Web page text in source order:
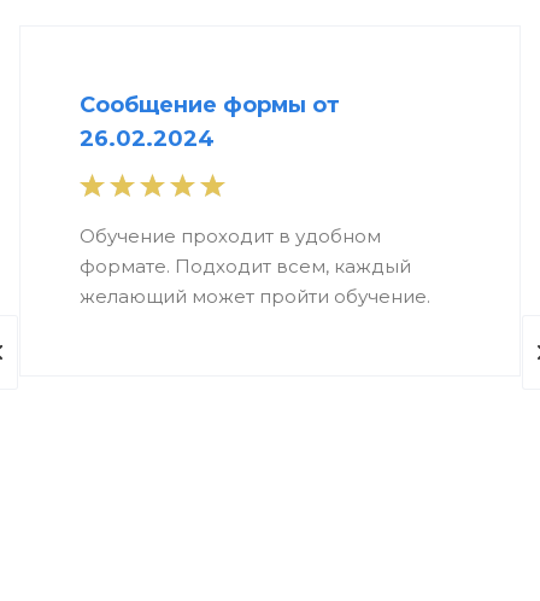
Сообщение формы от
26.02.2024
Обучение проходит в удобном
формате. Подходит всем, каждый
желающий может пройти обучение.